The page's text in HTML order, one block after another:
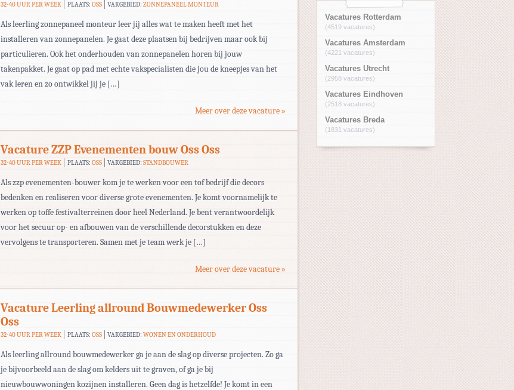
32-40 UUR PER WEEK PLAATS: OSS VAKGEBIED:ZONNEPANEEL MONTEUR
Als leerling zonnepaneel monteur leer jij alles wat te maken heeft met het
installeren van zonnepanelen. Je gaat deze plaatsen bij bedrijven maar ook bij
particulieren. Ook het onderhouden van zonnepanelen horen bij jouw
takenpakket. Je gaat op pad met echte vakspecialisten die jou de kneepjes van het
vak leren en zo ontwikkel jij je […]
Meer over deze vacature »
Vacature ZZP Evenementen bouw Oss Oss
32-40 UUR PER WEEK PLAATS: OSS VAKGEBIED:STANDBOUWER
Als zzp evenementen-bouwer kom je te werken voor een tof bedrijf die decors
bedenken en realiseren voor diverse grote evenementen. Je komt voornamelijk te
werken op toffe festivalterreinen door heel Nederland. Je bent verantwoordelijk
voor het secuur op- en afbouwen van de verschillende decorstukken en deze
vervolgens te transporteren. Samen met je team werk je […]
Meer over deze vacature »
Vacature Leerling allround Bouwmedewerker Oss
Oss
32-40 UUR PER WEEK PLAATS: OSS VAKGEBIED:WONEN EN ONDERHOUD
Als leerling allround bouwmedewerker ga je aan de slag op diverse projecten. Zo ga
je bijvoorbeeld aan de slag om kelders uit te graven, of ga je bij
nieuwbouwwoningen kozijnen installeren. Geen dag is hetzelfde! Je komt in een
Vacatures Rotterdam
(4519 vacatures)
Vacatures Amsterdam
(4221 vacatures)
Vacatures Utrecht
(2958 vacatures)
Vacatures Eindhoven
(2518 vacatures)
Vacatures Breda
(1831 vacatures)